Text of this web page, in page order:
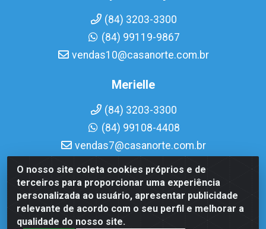
O nosso site coleta cookies próprios e de
terceiros para proporcionar uma experiência
personalizada ao usuário, apresentar publicidade
relevante de acordo com o seu perfil e melhorar a
qualidade do nosso site.
(84) 3203-3300
(84) 99119-9867
vendas10@casanorte.com.br
Merielle
(84) 3203-3300
(84) 99108-4408
vendas7@casanorte.com.br
Casa Norte LTDA - Av. Interventor Mário Câmara, 1815 -
Dix-Sept Rosado, Natal/RN - CEP 59054-600 - CNPJ
08.713.513/0001-51